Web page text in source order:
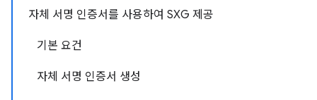
자체 서명 인증서를 사용하여 SXG 제공
기본 요건
자체 서명 인증서 생성